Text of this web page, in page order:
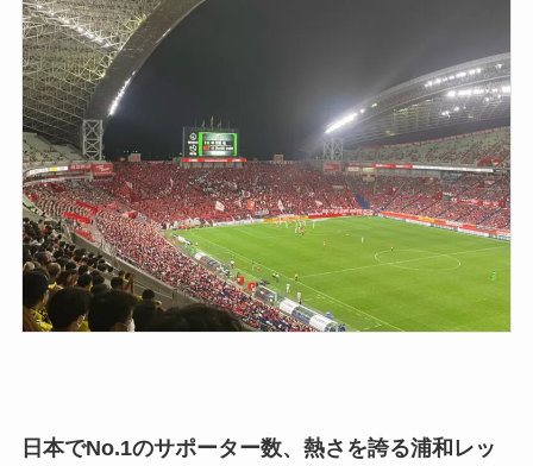
日本でNo.1のサポーター数、熱さを誇る浦和レッ